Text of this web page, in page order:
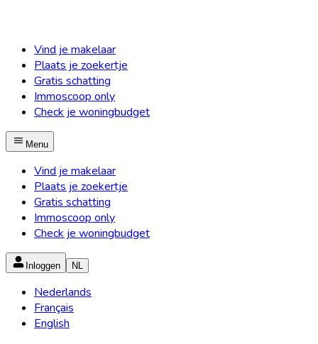
Vind je makelaar
Plaats je zoekertje
Gratis schatting
Immoscoop only
Check je woningbudget
Menu
Vind je makelaar
Plaats je zoekertje
Gratis schatting
Immoscoop only
Check je woningbudget
Inloggen NL
Nederlands
Français
English